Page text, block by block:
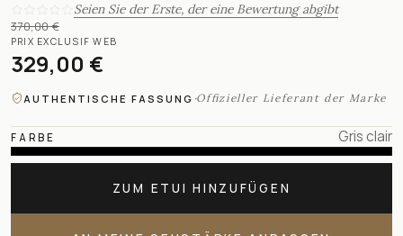
Seien Sie der Erste, der eine Bewertung abgibt
370,00 €
PRIX EXCLUSIF WEB
329,00 €
AUTHENTISCHE FASSUNG ·Offizieller Lieferant der Marke
FARBE Gris clair
ZUM ETUI HINZUFÜGEN